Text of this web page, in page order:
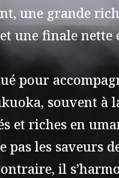
une grande
une finale nette
pour
souvent à
et riches en
pas les saveurs
il